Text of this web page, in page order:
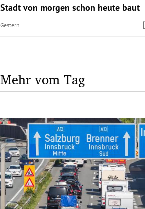
Stadt von morgen schon heute baut
Gestern
Mehr vom Tag